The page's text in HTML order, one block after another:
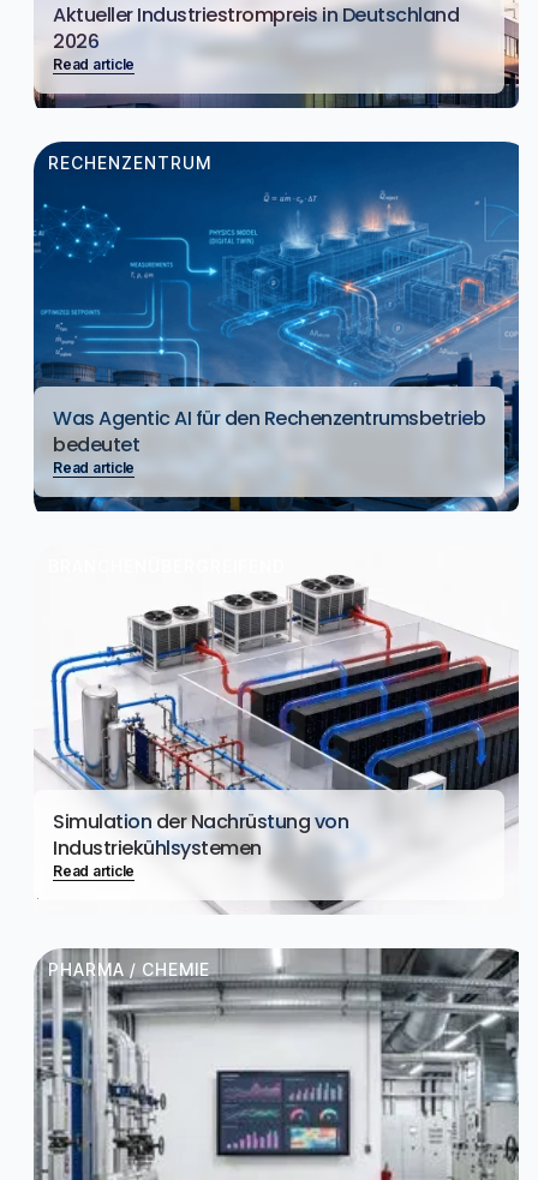
Aktueller Industriestrompreis in Deutschland
2026
Read article
RECHENZENTRUM
Was Agentic AI für den Rechenzentrumsbetrieb
bedeutet
Read article
Simulation der Nachrüstung von
Industriekühlsystemen
Read article
PHARMA / CHEMIE